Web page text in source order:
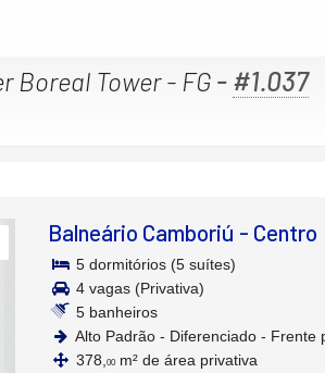
Boreal Tower - FG - #1.037
Balneário Camboriú - Centro
5 dormitórios (5 suítes)
4 vagas (Privativa)
5 banheiros
Alto Padrão - Diferenciado - Frente
378, 00 m² de área privativa